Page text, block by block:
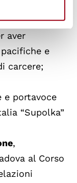
aver
e
carcere;
e portavoce
“Supolka”
,
al Corso